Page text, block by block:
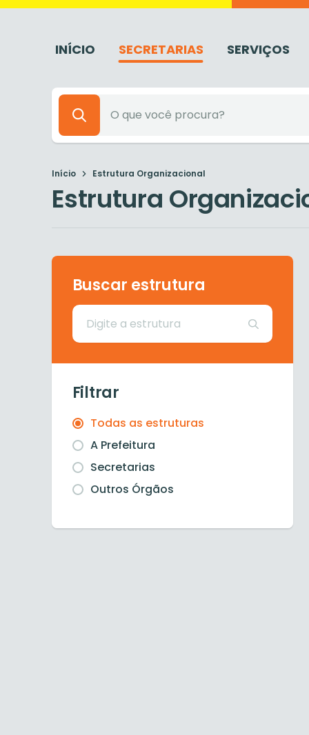
INÍCIO SECRETARIAS SERVIÇOS
Início Estrutura Organizacional
Estrutura
Buscar estrutura
Filtrar
Todas as estruturas
A Prefeitura
Secretarias
Outros Órgãos